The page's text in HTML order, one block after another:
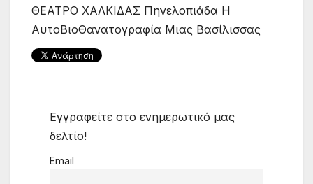
ΘΕΑΤΡΟ ΧΑΛΚΙΔΑΣ Πηνελοπιάδα H
AυτοΒιοΘανατογραφία Μιας Βασίλισσας
Εγγραφείτε στο ενημερωτικό μας
δελτίο!
Email